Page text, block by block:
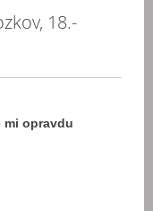
18.-
mi opravdu